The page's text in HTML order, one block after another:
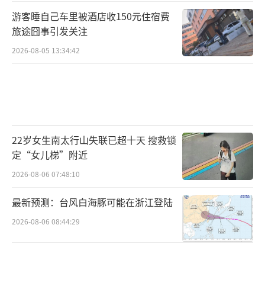
游客睡自己车里被酒店收150元住宿费
旅途囧事引发关注
2026-08-05 13:34:42
22岁女生南太行山失联已超十天 搜救锁
定“女儿梯”附近
2026-08-06 07:48:10
最新预测：台风白海豚可能在浙江登陆
2026-08-06 08:44:29